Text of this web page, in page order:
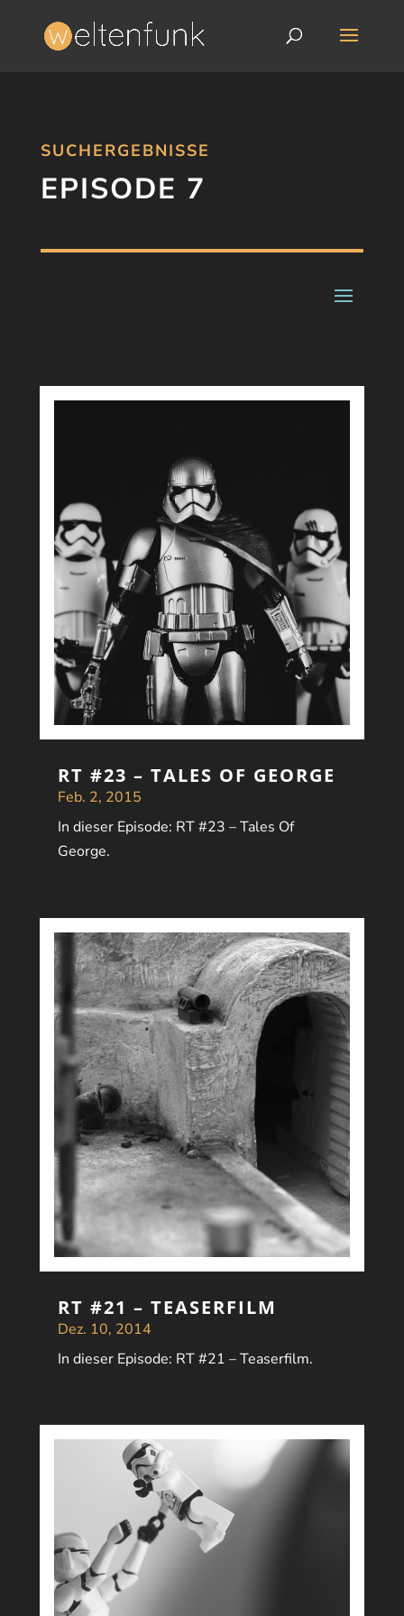
SUCHERGEBNISSE
EPISODE 7
RT #23 – TALES OF GEORGE
Feb. 2, 2015
In dieser Episode: RT #23 – Tales Of
George.
RT #21 – TEASERFILM
Dez. 10, 2014
In dieser Episode: RT #21 – Teaserfilm.